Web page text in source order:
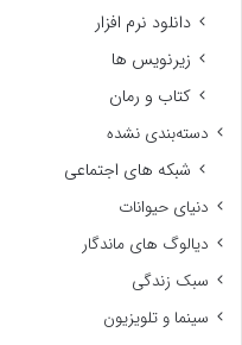
دانلود نرم افزار
زیرنویس ها
کتاب و رمان
دسته‌بندی نشده
شبکه های اجتماعی
دنیای حیوانات
دیالوگ های ماندگار
سبک زندگی
سینما و تلویزیون